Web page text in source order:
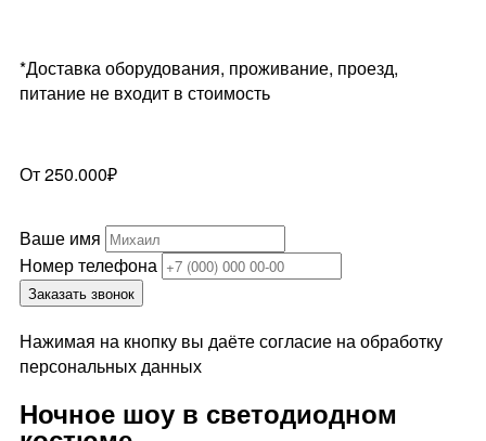
*Доставка оборудования, проживание, проезд,
питание не входит в стоимость
От 250.000₽
Ваше имя
Номер телефона
Заказать звонок
Нажимая на кнопку вы даёте согласие на обработку
персональных данных
Ночное шоу в светодиодном